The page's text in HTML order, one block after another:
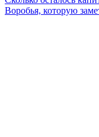
Воробья, которую